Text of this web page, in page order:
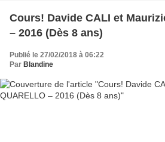
Cours! Davide CALI et
– 2016 (Dès 8 ans)
Publié le 27/02/2018 à 06:22
Par Blandine